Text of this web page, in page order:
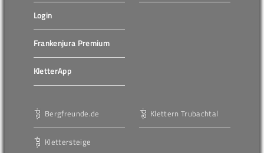
Login
Frankenjura Premium
KletterApp
Bergfreunde.de
Klettersteige
Klettern Trubachtal